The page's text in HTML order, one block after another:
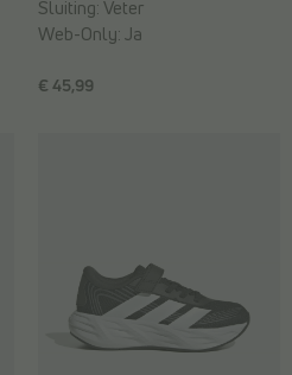
€ 45,99
Sluiting:Veter
Web-Only:Ja